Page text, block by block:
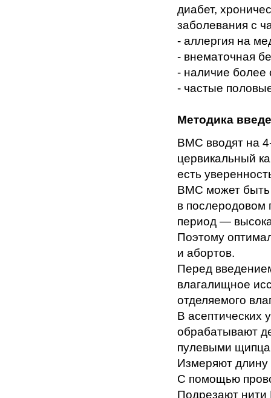
диабет,
заболевания с
- аллергия на
- внематочная
- наличие более
- частые
Методика
ВМС вводят на
цервикальный
есть
ВМС может быть
в послеродовом
период —
Поэтому
и абортов.
Перед
влагалищное
отделяемого
В асептических
обрабатывают
пулевыми
Измеряют длину
С помощью
Подрезают